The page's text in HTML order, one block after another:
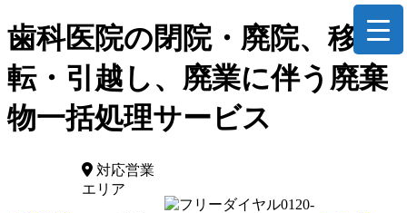
歯科医院の閉院・廃院、移
転・引越し、廃業に伴う廃棄
物一括処理サービス
対応営業
エリア
0120-